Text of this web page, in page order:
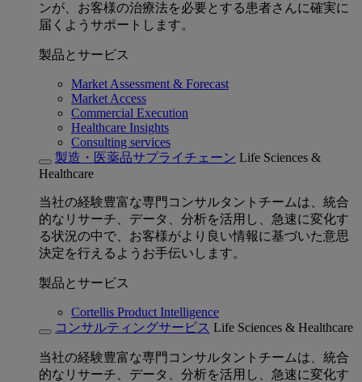
ンが、お客様の治療法を必要とする患者さんに確実に
届くようサポートします。
製品とサービス
Market Assessment & Forecast
Market Access
Commercial Execution
Healthcare Insights
Consulting services
製造・医薬品サプライチェーン Life Sciences &
Healthcare
当社の経験豊富な専門コンサルタントチームは、統合
的なリサーチ、データ、分析を活用し、急速に変化す
る状況の中で、お客様がより良い情報に基づいた意思
決定を行えるようお手伝いします。
製品とサービス
Cortellis Product Intelligence
コンサルティングサービス Life Sciences & Healthcare
当社の経験豊富な専門コンサルタントチームは、統合
的なリサーチ、データ、分析を活用し、急速に変化す